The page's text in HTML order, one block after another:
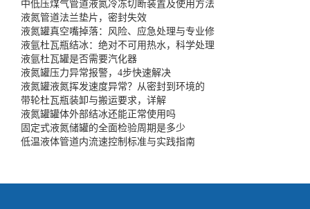
中低压煤气管道液氮冷冻切断装置及使用方法
液氮管道法兰垫片，密封失效
液氮罐真空嘴掉落：风险、应急处理与专业修
液氩杜瓦瓶结冰：绝对不可用热水，科学处理
液氩杜瓦罐是否需要汽化器
液氮罐压力异常报警，4步快速解决
液氮罐液氮挥发速度异常？从密封到环境的
带轮杜瓦瓶装卸与搬运要求，详解
液氮罐罐体外部结冰还能正常使用吗
固定式液氮储罐的全面检验周期是多少
低温液体管道内流速控制标准与实践指南